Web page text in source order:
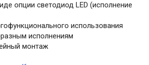
опции светодиод LED (исполнение
использования
исполнениям
монтаж